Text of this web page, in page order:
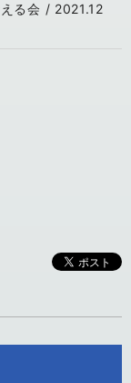
る会 / 2021.12